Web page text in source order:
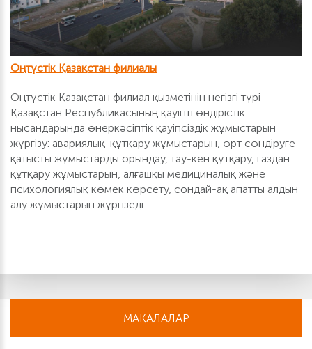
Оңтүстік Қазақстан филиалы
Оңтүстік Қазақстан филиал қызметінің негізгі түрі
Қазақстан Республикасының қауіпті өндірістік
нысандарында өнеркәсіптік қауіпсіздік жұмыстарын
жүргізу: авариялық-құтқару жұмыстарын, өрт сөндіруге
қатысты жұмыстарды орындау, тау-кен құтқару, газдан
құтқару жұмыстарын, алғашқы медициналық және
психологиялық көмек көрсету, сондай-ақ апатты алдын
алу жұмыстарын жүргізеді.
МАҚАЛАЛАР